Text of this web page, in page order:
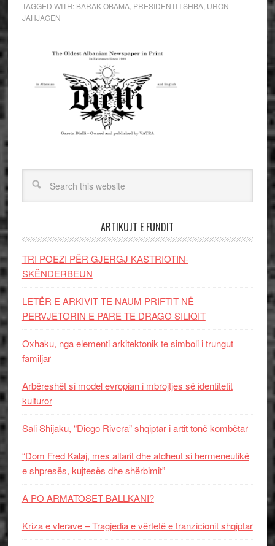
TAGGED WITH: BARAK OBAMA, PRESIDENTI I SHBA, URON
JAHJAGEN
ARTIKUJT E FUNDIT
TRI POEZI PËR GJERGJ KASTRIOTIN-
SKËNDERBEUN
LETËR E ARKIVIT TE NAUM PRIFTIT NË
PERVJETORIN E PARE TE DRAGO SILIQIT
Oxhaku, nga elementi arkitektonik te simboli i trungut
familjar
Arbëreshët si model evropian i mbrojtjes së identitetit
kulturor
Sali Shijaku, “Diego Rivera” shqiptar i artit tonë kombëtar
“Dom Fred Kalaj, mes altarit dhe atdheut si hermeneutikë
e shpresës, kujtesës dhe shërbimit”
A PO ARMATOSET BALLKANI?
Kriza e vlerave – Tragjedia e vërtetë e tranzicionit shqiptar